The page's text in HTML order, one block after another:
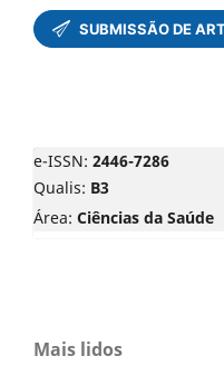
e-ISSN: 2446-7286
Qualis: B3
Área: Ciências da Saúde
Mais lidos